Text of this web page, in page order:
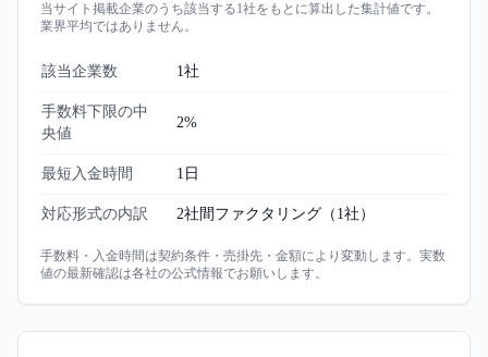
当サイト掲載企業のうち該当する1社をもとに算出した集計値です。
業界平均ではありません。
該当企業数 1社
手数料下限の中
央値
2%
最短入金時間 1日
対応形式の内訳 2社間ファクタリング （ 1社）
手数料・入金時間は契約条件・売掛先・金額により変動します。実数
値の最新確認は各社の公式情報でお願いします。